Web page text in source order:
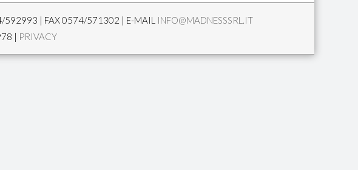
592993 | FAX 0574/571302 | E-MAIL INFO@MADNESSSRL.IT
| PRIVACY